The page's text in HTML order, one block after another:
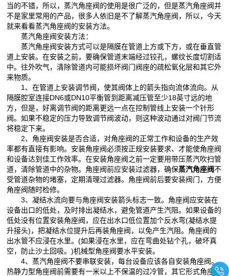
当的不错，所以，蒸汽角座阀的使用是很广泛的，但是蒸汽角座阀并
不是家里常用的产品，很多人依旧是不了解蒸汽角座阀，所以，今天
就来看看蒸汽角座阀的安装方法。
蒸汽角座阀安装方法：
蒸汽角座阀安装方式可以是隔膜在管道上方或下方，或在垂直管
道上安装。在安装之前，要确保管道末端经过铰孔，螺纹长度切割适
中。往外吹气，清除管道内可能损坏阀门阀座的疏松氧化层和其它外
来物质。
1、在管道上安装调节阀，使其阀体上的箭头指向流体流向。从
隔膜腔室连接DN6或DN10平衡管到距离减压管至少18英寸远的地
方，但是，好离调节阀的距离更远一点在控制管线上安装一个针形
阀。如果不稳定的压力导致调节阀波动，则这种波动通过对阀门节流
将稳定下来。
2、角座阀安装是否合适，对角座阀的正常工作和设备的生产效
率都有直接有影响。安装角座阀必须按正规安装要求、才能使角座阀
和设备达到佳工作效率。在安装角座阀之前一定要用带压蒸汽吹扫管
道，清除管道中的杂物。角座阀前应安装过滤器，确保蒸汽角座阀不
受管道杂物的堵塞，定期清理过滤器。角座阀前后要安装阀门，方便
角座阀随时检修。
3、凝结水流向要与角座阀安装箭头标志一致。角座阀应安装在
设备出口的低处，及时排出凝结水，避免管道产生汽阻。如果设备的
低处没有位置安装角座阀，应在出水口低位置加个反水弯(凝结水提
升接头)，把凝结水位提升后再装角座阀，以免产生汽阻。角座阀的
出水管不应浸在水里。(如果浸在水里，应在弯曲处钻个孔，破坏真
空，防止沙土回吸。)机械型角座阀要水平安装。
4、蒸汽角座阀不要串联安装，每台设备应该各自安装角座阀。
热静力型角座阀前需要有一米以上不保温的过冷管，其它形式角座阀